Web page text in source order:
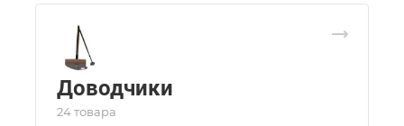
Доводчики
24 товара